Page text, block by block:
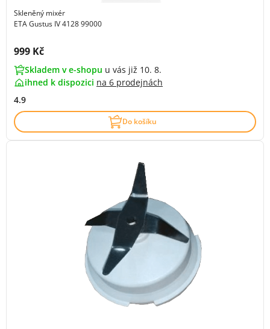
Skleněný mixér
ETA Gustus IV 4128 99000
Cena s DPH:
999 Kč
Skladem v e-shopu u vás již 10. 8.
ihned k dispozici na 6 prodejnách
4.9
Do košíku